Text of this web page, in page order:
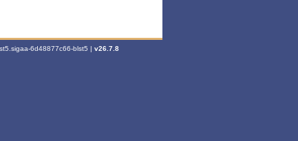
6d48877c66-blst5 | v26.7.8